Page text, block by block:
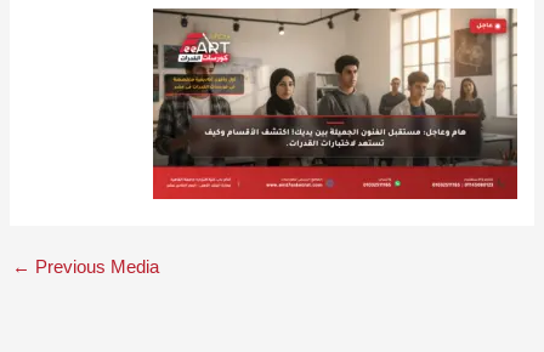
← Previous Media